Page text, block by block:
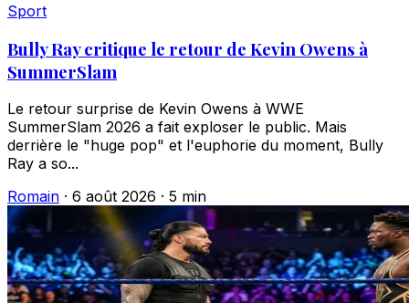
Sport
Bully Ray critique le retour de Kevin Owens à
SummerSlam
Le retour surprise de Kevin Owens à WWE
SummerSlam 2026 a fait exploser le public. Mais
derrière le "huge pop" et l'euphorie du moment, Bully
Ray a so...
Romain · 6 août 2026 · 5 min